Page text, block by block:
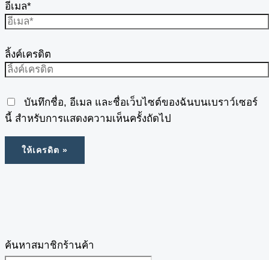
อีเมล*
ลิ้งค์เครดิต
บันทึกชื่อ, อีเมล และชื่อเว็บไซต์ของฉันบนเบราว์เซอร์
นี้ สำหรับการแสดงความเห็นครั้งถัดไป
ค้นหาสมาชิกร้านค้า